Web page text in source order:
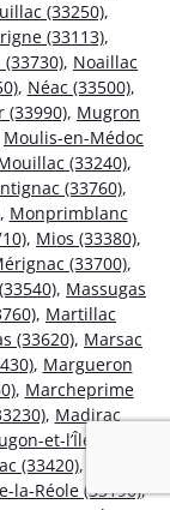
(33250),
(33113),
, Noaillac
, Néac (33500),
(33990), Mugron
Moulis-en-Médoc
(33240),
(33760),
, Monprimblanc
, Mios (33380),
(33700),
, Massugas
, Martillac
(33620), Marsac
, Margueron
, Marcheprime
, Madirac
et-l’Île-du-
(33420),
la-Réole (33190),